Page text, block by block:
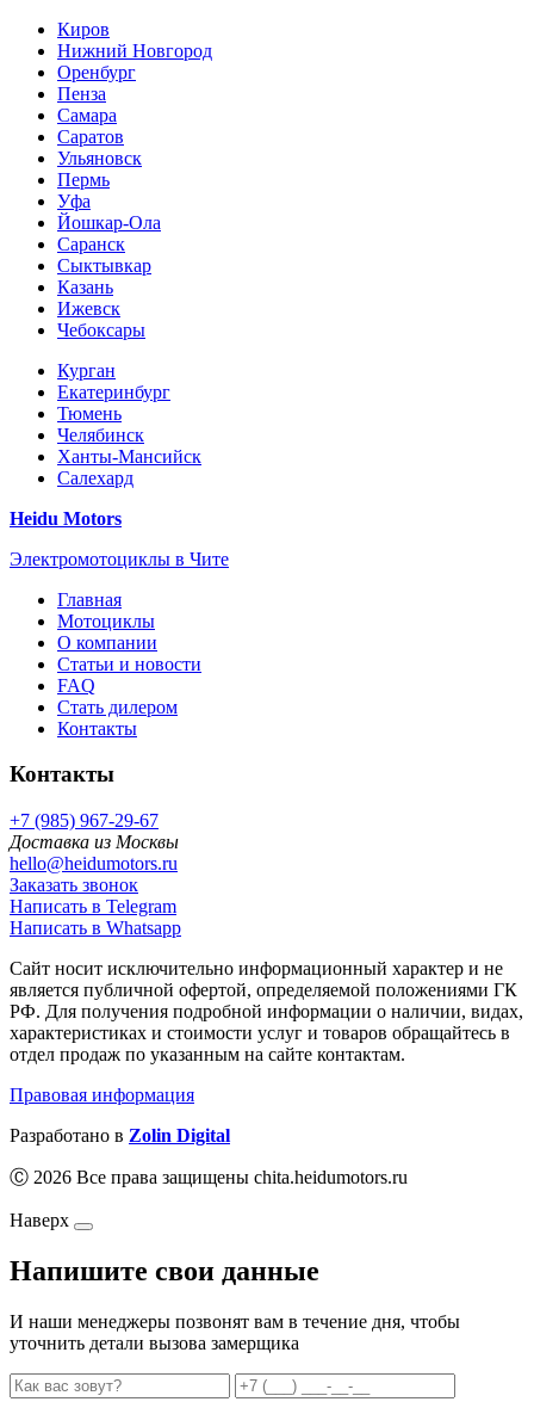
Киров
Нижний Новгород
Оренбург
Пенза
Самара
Саратов
Ульяновск
Пермь
Уфа
Йошкар-Ола
Саранск
Сыктывкар
Казань
Ижевск
Чебоксары
Курган
Екатеринбург
Тюмень
Челябинск
Ханты-Мансийск
Салехард
Heidu Motors
Электромотоциклы в Чите
Главная
Мотоциклы
О компании
Статьи и новости
FAQ
Стать дилером
Контакты
Контакты
+7 (985) 967-29-67
Доставка из Москвы
hello@heidumotors.ru
Заказать звонок
Написать в Telegram
Написать в Whatsapp
Сайт носит исключительно информационный характер и не
является публичной офертой, определяемой положениями ГК
РФ. Для получения подробной информации о наличии, видах,
характеристиках и стоимости услуг и товаров обращайтесь в
отдел продаж по указанным на сайте контактам.
Правовая информация
Разработано в Zolin Digital
Ⓒ 2026 Все права защищены chita.heidumotors.ru
Наверх
Напишите свои данные
И наши менеджеры позвонят вам в течение дня, чтобы
уточнить детали вызова замерщика